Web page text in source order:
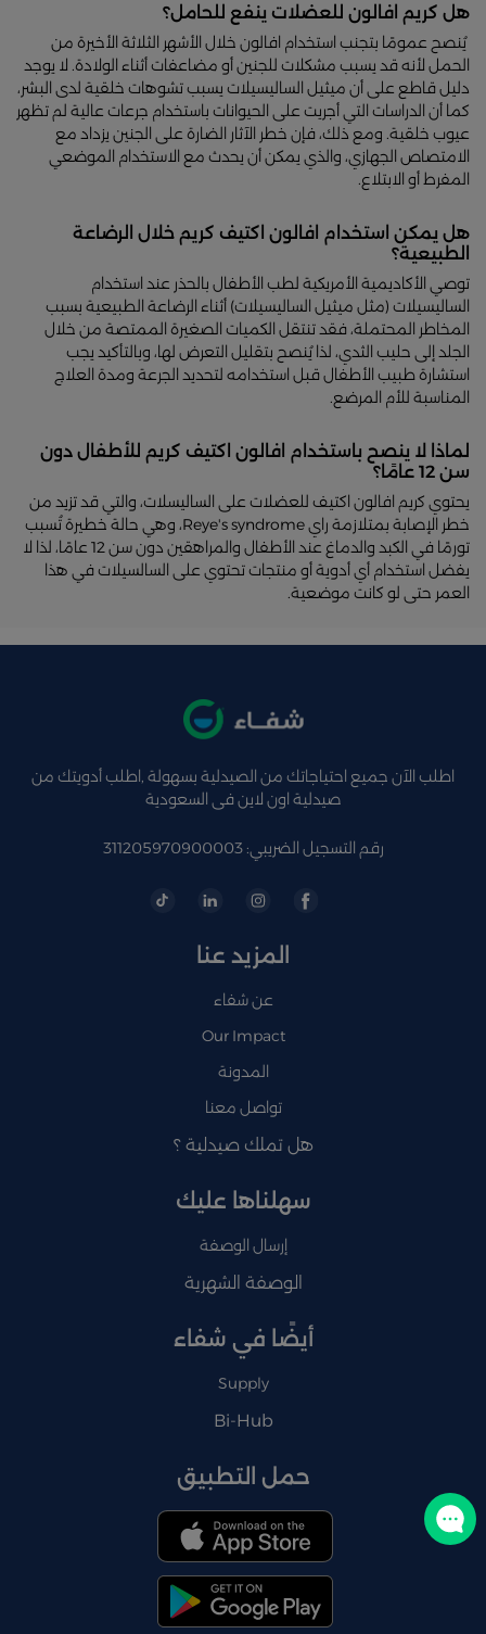
هل كريم افالون للعضلات ينفع للحامل؟
يُنصح عمومًا بتجنب استخدام افالون خلال الأشهر الثلاثة الأخيرة من
الحمل لأنه قد يسبب مشكلات للجنين أو مضاعفات أثناء الولادة. لا يوجد
دليل قاطع على أن ميثيل الساليسيلات يسبب تشوهات خلقية لدى البشر،
كما أن الدراسات التي أجريت على الحيوانات باستخدام جرعات عالية لم تظهر
عيوب خلقية. ومع ذلك، فإن خطر الآثار الضارة على الجنين يزداد مع
الامتصاص الجهازي، والذي يمكن أن يحدث مع الاستخدام الموضعي
المفرط أو الابتلاع.
هل يمكن استخدام افالون اكتيف كريم خلال الرضاعة
الطبيعية؟
توصي الأكاديمية الأمريكية لطب الأطفال بالحذر عند استخدام
الساليسيلات (مثل ميثيل الساليسيلات) أثناء الرضاعة الطبيعية بسبب
المخاطر المحتملة، فقد تنتقل الكميات الصغيرة الممتصة من خلال
الجلد إلى حليب الثدي، لذا يُنصح بتقليل التعرض لها، وبالتأكيد يجب
استشارة طبيب الأطفال قبل استخدامه لتحديد الجرعة ومدة العلاج
المناسبة للأم المرضع.
لماذا لا ينصح باستخدام افالون اكتيف كريم للأطفال دون
سن 12 عامًا؟
يحتوي كريم افالون اكتيف للعضلات على الساليسلات، والتي قد تزيد من
خطر الإصابة بمتلازمة راي Reye's syndrome، وهي حالة خطيرة تُسبب
تورمًا في الكبد والدماغ عند الأطفال والمراهقين دون سن 12 عامًا، لذا لا
يفضل استخدام أي أدوية أو منتجات تحتوي على السالسيلات في هذا
العمر حتى لو كانت موضعية.
اطلب الآن جميع احتياجاتك من الصيدلية بسهولة ,اطلب أدويتك من
صيدلية اون لاين فى السعودية
رقم التسجيل الضريبي: 311205970900003
المزيد عنا
عن شفاء
Our Impact
المدونة
تواصل معنا
هل تملك صيدلية ؟
سهلناها عليك
إرسال الوصفة
الوصفة الشهرية
أيضًا في شفاء
Supply
Bi-Hub
حمل التطبيق
تواصل معنا